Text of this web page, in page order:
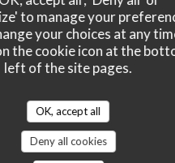
to manage your
your choices at any
the cookie icon at the
left of the site pages.
OK, accept all
Deny all cookies
ratings
/5 Value:5/5